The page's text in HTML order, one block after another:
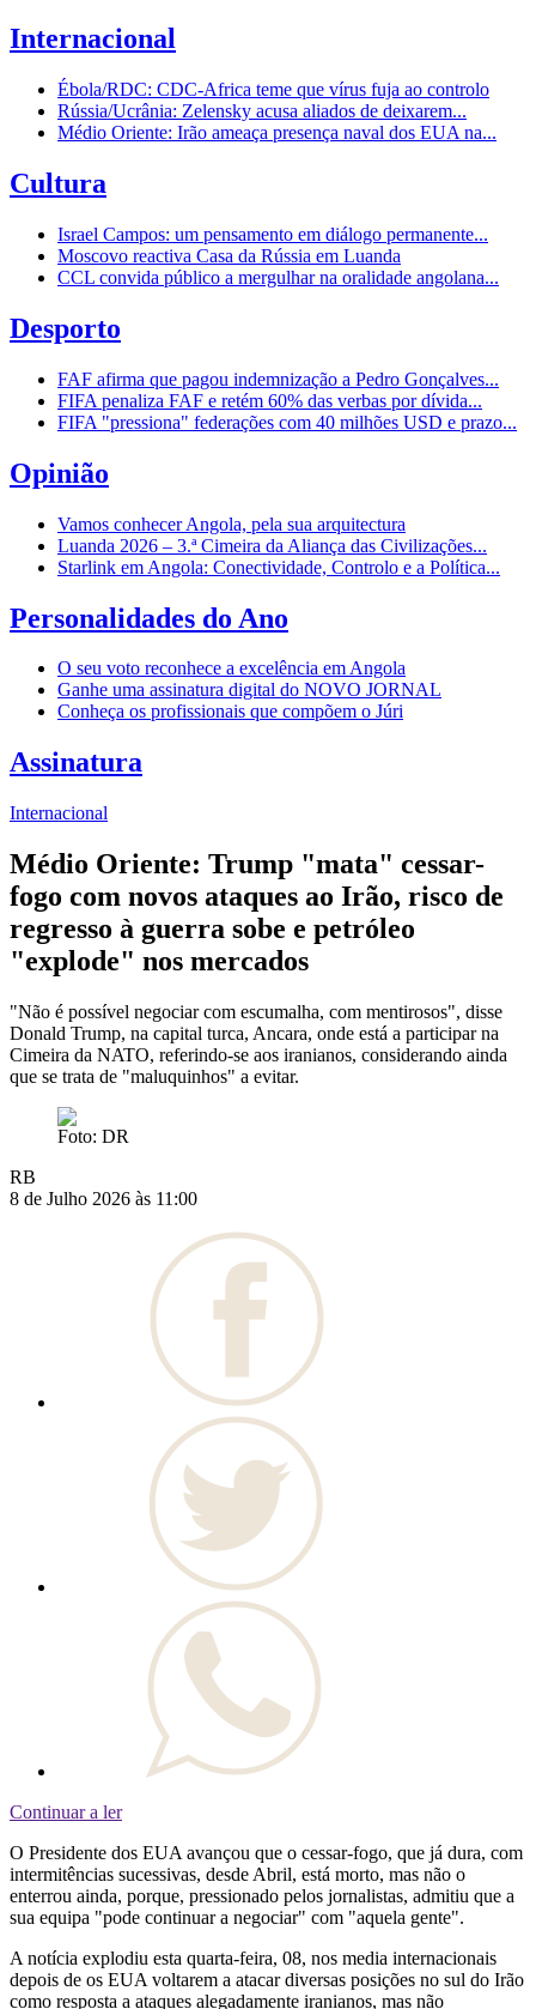
Internacional
Ébola/RDC: CDC-Africa teme que vírus fuja ao controlo
Rússia/Ucrânia: Zelensky acusa aliados de deixarem...
Médio Oriente: Irão ameaça presença naval dos EUA na...
Cultura
Israel Campos: um pensamento em diálogo permanente...
Moscovo reactiva Casa da Rússia em Luanda
CCL convida público a mergulhar na oralidade angolana...
Desporto
FAF afirma que pagou indemnização a Pedro Gonçalves...
FIFA penaliza FAF e retém 60% das verbas por dívida...
FIFA "pressiona" federações com 40 milhões USD e prazo...
Opinião
Vamos conhecer Angola, pela sua arquitectura
Luanda 2026 – 3.ª Cimeira da Aliança das Civilizações...
Starlink em Angola: Conectividade, Controlo e a Política...
Personalidades do Ano
O seu voto reconhece a excelência em Angola
Ganhe uma assinatura digital do NOVO JORNAL
Conheça os profissionais que compõem o Júri
Assinatura
Internacional
Médio Oriente: Trump "mata" cessar-
fogo com novos ataques ao Irão, risco de
regresso à guerra sobe e petróleo
"explode" nos mercados
"Não é possível negociar com escumalha, com mentirosos", disse
Donald Trump, na capital turca, Ancara, onde está a participar na
Cimeira da NATO, referindo-se aos iranianos, considerando ainda
que se trata de "maluquinhos" a evitar.
Foto: DR
RB
8 de Julho 2026 às 11:00
Continuar a ler
O Presidente dos EUA avançou que o cessar-fogo, que já dura, com
intermitências sucessivas, desde Abril, está morto, mas não o
enterrou ainda, porque, pressionado pelos jornalistas, admitiu que a
sua equipa "pode continuar a negociar" com "aquela gente".
A notícia explodiu esta quarta-feira, 08, nos media internacionais
depois de os EUA voltarem a atacar diversas posições no sul do Irão
como resposta a ataques alegadamente iranianos, mas não